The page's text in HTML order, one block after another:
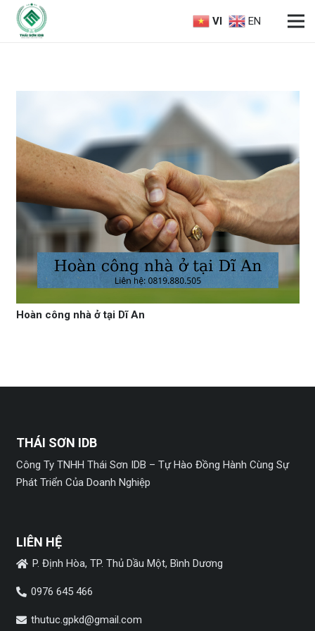
VI EN
Hoàn công nhà ở tại Dĩ An
THÁI SƠN IDB
Công Ty TNHH Thái Sơn IDB – Tự Hào Đồng Hành Cùng Sự
Phát Triển Của Doanh Nghiệp
LIÊN HỆ
P. Định Hòa, TP. Thủ Dầu Một, Bình Dương
0976 645 466
thutuc.gpkd@gmail.com